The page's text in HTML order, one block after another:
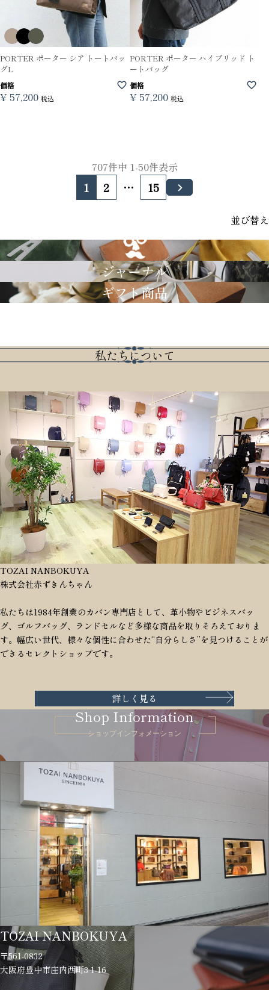
PORTER ポーター シア トートバッ
グL
価格
¥ 57,200 税込
PORTER ポーター ハイブリッド ト
ートバッグ
価格
¥ 57,200 税込
並び替え
707件中 1-50件表示
1 2 … 15
GRIMM LAB
ジャーナル
ギフト商品
私たちについて
TOZAI NANBOKUYA
株式会社赤ずきんちゃん
私たちは1984年創業のカバン専門店として、革小物やビジネスバッ
グ、ゴルフバッグ、ランドセルなど多様な商品を取りそろえておりま
す。幅広い世代、様々な個性に合わせた“自分らしさ”を見つけることが
できるセレクトショップです。
詳しく見る
Shop Information
ショップインフォメーション
TOZAI NANBOKUYA
〒561-0832
大阪府豊中市庄内西町3-1-16